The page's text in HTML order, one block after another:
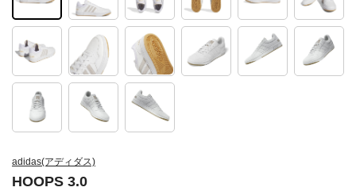
adidas(アディダス)
HOOPS 3.0